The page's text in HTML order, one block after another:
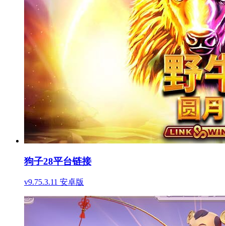
狗子28平台链接
v9.75.3.11 安卓版